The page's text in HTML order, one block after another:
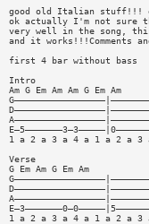
good old Italian stuff!!!
ok actually I'm not
very well in the song,
and it works!!!Comments
first 4 bar without bass
Intro
Am G Em Am Am G Em Am
1 a 2 a 3 a 4 a 1 a 2 a 3
Verse
G Em Am G Em Am
1 a 2 a 3 a 4 a 1 a 2 a 3